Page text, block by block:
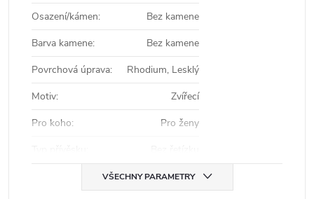
Osazení/kámen:
Bez kamene
Barva kamene:
Bez kamene
Povrchová úprava:
Rhodium, Lesklý
Motiv:
Zvířecí
Pro koho:
Pro ženy
VŠECHNY PARAMETRY